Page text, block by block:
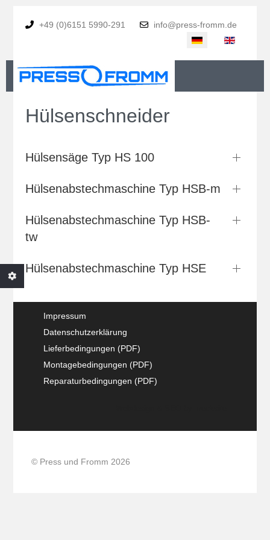
+49 (0)6151 5990-291
info@press-fromm.de
Sprache auswählen
Hülsenschneider
Hülsensäge Typ HS 100
Hülsenabstechmaschine Typ HSB-m
Hülsenabstechmaschine Typ HSB-
tw
Hülsenabstechmaschine Typ HSE
Impressum
Datenschutzerklärung
Lieferbedingungen (PDF)
Montagebedingungen (PDF)
Reparaturbedingungen (PDF)
© Press und Fromm 2026